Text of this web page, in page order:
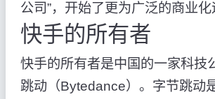
公司”，开始了更为广泛的商业化
快手的所有者
快手的所有者是中国的一家科技
跳动（Bytedance）。字节跳动